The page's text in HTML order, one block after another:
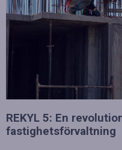
REKYL 5: En
fastighetsförvaltning